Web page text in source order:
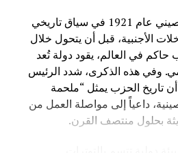
تأسس الحزب الشيوعي الصيني عام 1921 في سياق تاريخي
الأجنبية، قبل أن يتحول خلال
في العالم، يقود دولة تُعد
وفي هذه الذكرى، شدد الرئيس
تاريخ الحزب يمثل “ملحمة
داعياً إلى مواصلة العمل من
بحلول منتصف القرن.